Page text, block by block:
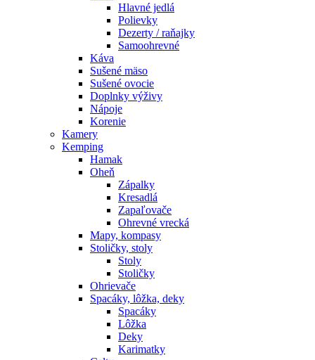
Hlavné jedlá
Polievky
Dezerty / raňajky
Samoohrevné
Káva
Sušené mäso
Sušené ovocie
Doplnky výživy
Nápoje
Korenie
Kamery
Kemping
Hamak
Oheň
Zápalky
Kresadlá
Zapaľovače
Ohrevné vrecká
Mapy, kompasy
Stoličky, stoly
Stoly
Stoličky
Ohrievače
Spacáky, lôžka, deky
Spacáky
Lôžka
Deky
Karimatky